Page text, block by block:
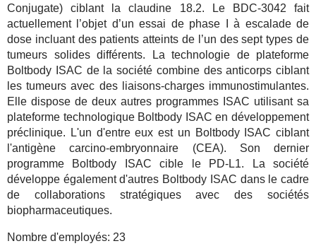
Conjugate) ciblant la claudine 18.2. Le BDC-3042 fait
actuellement l’objet d’un essai de phase I à escalade de
dose incluant des patients atteints de l’un des sept types de
tumeurs solides différents. La technologie de plateforme
Boltbody ISAC de la société combine des anticorps ciblant
les tumeurs avec des liaisons-charges immunostimulantes.
Elle dispose de deux autres programmes ISAC utilisant sa
plateforme technologique Boltbody ISAC en développement
préclinique. L'un d'entre eux est un Boltbody ISAC ciblant
l'antigène carcino-embryonnaire (CEA). Son dernier
programme Boltbody ISAC cible le PD-L1. La société
développe également d'autres Boltbody ISAC dans le cadre
de collaborations stratégiques avec des sociétés
biopharmaceutiques.
Nombre d'employés: 23